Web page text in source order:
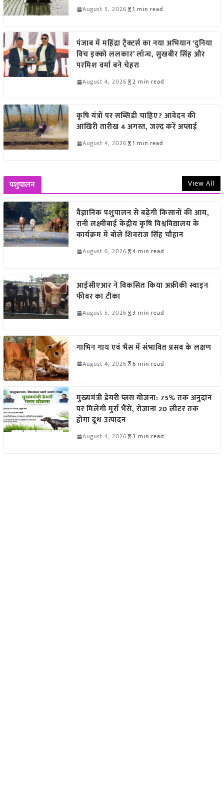
August 5, 2026 1 min read
पंजाब में महिंद्रा ट्रैक्टर्स का नया अभियान ‘दुनिया
विच इक्को ललकार’ लॉन्च, सुखबीर सिंह और
परमिश वर्मा बने चेहरा
August 4, 2026 2 min read
कृषि यंत्रों पर सब्सिडी चाहिए? आवेदन की
आखिरी तारीख 4 अगस्त, जल्द करें अप्लाई
August 4, 2026 1 min read
पशुपालन View All
वैज्ञानिक पशुपालन से बढ़ेगी किसानों की आय,
रानी लक्ष्मीबाई केंद्रीय कृषि विश्वविद्यालय के
कार्यक्रम में बोले शिवराज सिंह चौहान
August 6, 2026 4 min read
आईसीएआर ने विकसित किया अफ्रीकी स्वाइन
फीवर का टीका
August 5, 2026 3 min read
गाभिन गाय एवं भैंस में संभावित प्रसव के लक्षण
August 4, 2026 6 min read
मुख्यमंत्री डेयरी प्लस योजना: 75% तक अनुदान
पर मिलेंगी मुर्रा भैंसें, रोजाना 20 लीटर तक
होगा दूध उत्पादन
August 4, 2026 3 min read